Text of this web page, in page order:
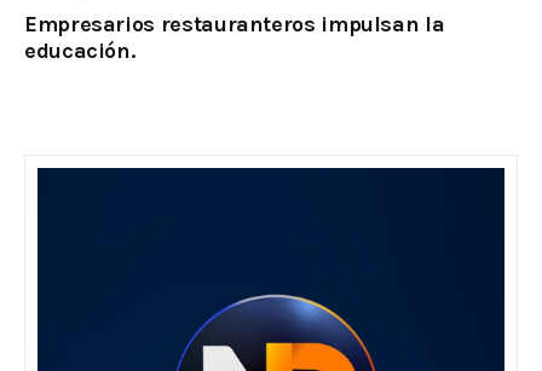
Empresarios restauranteros impulsan la
educación.